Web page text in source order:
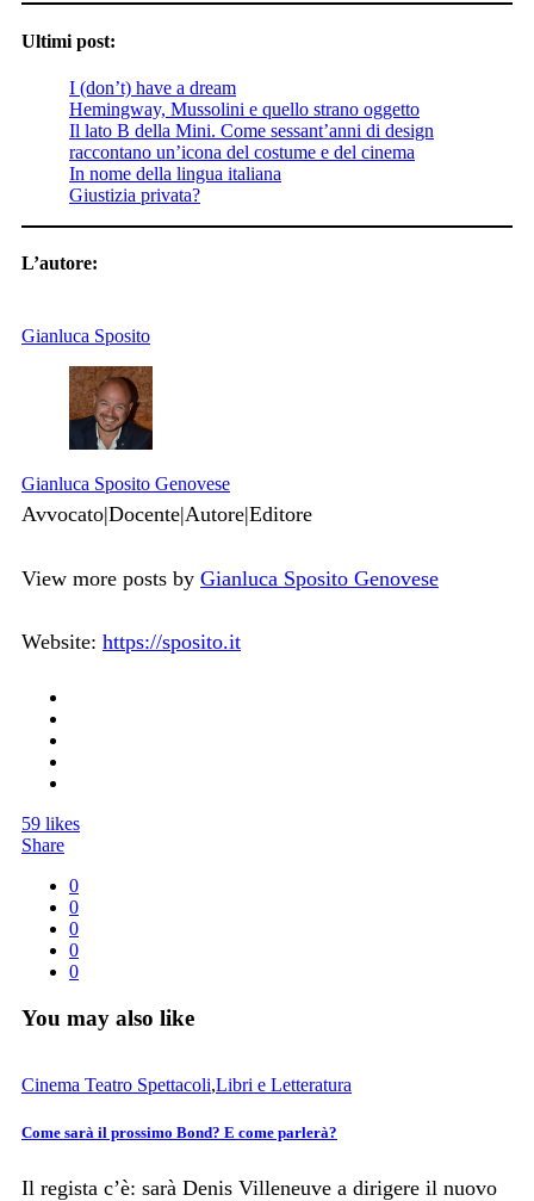
Ultimi post:
I (don’t) have a dream
Hemingway, Mussolini e quello strano oggetto
Il lato B della Mini. Come sessant’anni di design
raccontano un’icona del costume e del cinema
In nome della lingua italiana
Giustizia privata?
L’autore:
Gianluca Sposito
Gianluca Sposito Genovese
Avvocato|Docente|Autore|Editore
View more posts by Gianluca Sposito Genovese
Website: https://sposito.it
59 likes
Share
0
0
0
0
0
You may also like
Cinema Teatro Spettacoli,Libri e Letteratura
Come sarà il prossimo Bond? E come parlerà?
Il regista c’è: sarà Denis Villeneuve a dirigere il nuovo